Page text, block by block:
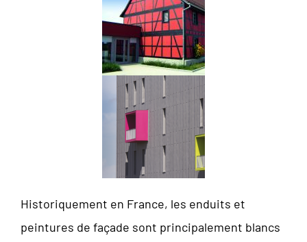
Historiquement en France, les enduits et
peintures de façade sont principalement blancs